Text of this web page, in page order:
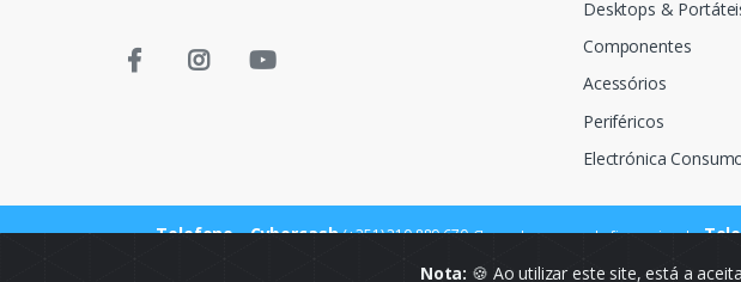
Desktops &
Componentes
Acessórios
Periféricos
Electrónica
Telefone - Cybercash (+351) 210 889 670 Chamada para a rede fixa nacional
Nota: 🍪 Ao utilizar este site, está a